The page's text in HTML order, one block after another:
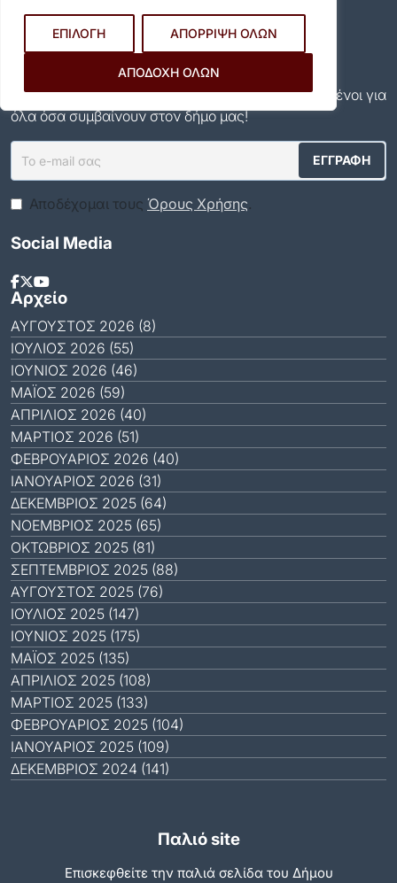
ΕΠΙΛΟΓΗ ΑΠΟΡΡΙΨΗ ΟΛΩΝ
ΑΠΟΔΟΧΗ ΟΛΩΝ
Ρυθμίσεις Ιδιωτικότητας
Newsletter
Εγγραφείτε και εσείς συνδρομητές στο δωρεάν
newsletter του Δήμου και μείνετε πάντα ενημερωμένοι για
όλα όσα συμβαίνουν στον δήμο μας!
Αποδέχομαι τους Όρους Χρήσης.
Social Media
Αρχείο
ΑΎΓΟΥΣΤΟΣ 2026 (8)
ΙΟΎΛΙΟΣ 2026 (55)
ΙΟΎΝΙΟΣ 2026 (46)
ΜΆΙΟΣ 2026 (59)
ΑΠΡΊΛΙΟΣ 2026 (40)
ΜΆΡΤΙΟΣ 2026 (51)
ΦΕΒΡΟΥΆΡΙΟΣ 2026 (40)
ΙΑΝΟΥΆΡΙΟΣ 2026 (31)
ΔΕΚΈΜΒΡΙΟΣ 2025 (64)
ΝΟΈΜΒΡΙΟΣ 2025 (65)
ΟΚΤΏΒΡΙΟΣ 2025 (81)
ΣΕΠΤΈΜΒΡΙΟΣ 2025 (88)
ΑΎΓΟΥΣΤΟΣ 2025 (76)
ΙΟΎΛΙΟΣ 2025 (147)
ΙΟΎΝΙΟΣ 2025 (175)
ΜΆΙΟΣ 2025 (135)
ΑΠΡΊΛΙΟΣ 2025 (108)
ΜΆΡΤΙΟΣ 2025 (133)
ΦΕΒΡΟΥΆΡΙΟΣ 2025 (104)
ΙΑΝΟΥΆΡΙΟΣ 2025 (109)
ΔΕΚΈΜΒΡΙΟΣ 2024 (141)
Παλιό site
Επισκεφθείτε την παλιά σελίδα του Δήμου